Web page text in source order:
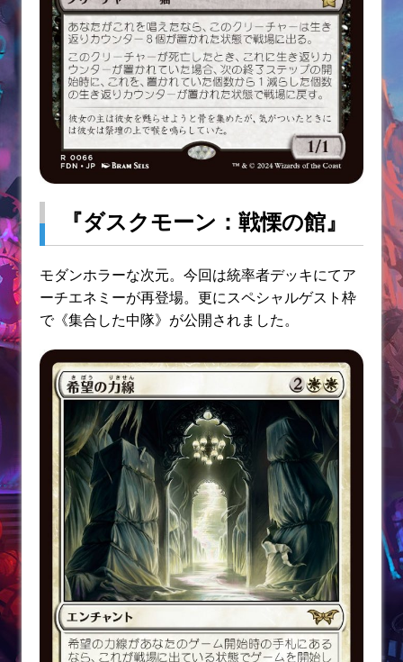
『ダスクモーン：戦慄の館』
モダンホラーな次元。今回は統率者デッキにてア
ーチエネミーが再登場。更にスペシャルゲスト枠
で《集合した中隊》が公開されました。